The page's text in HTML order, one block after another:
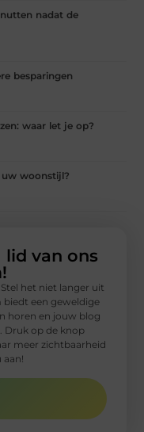
nadat de
besparingen
waar let je op?
uw woonstijl?
van ons
het niet langer uit
biedt een geweldige
horen en jouw blog
Druk op de knop
meer zichtbaarheid
aan!